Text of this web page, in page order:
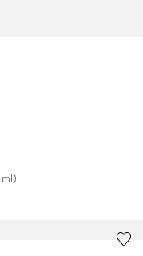
ml)